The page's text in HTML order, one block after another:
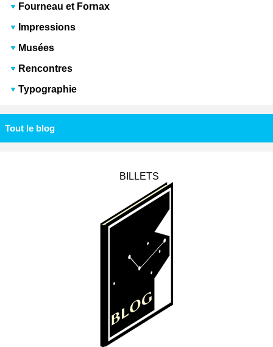
Fourneau et Fornax
Impressions
Musées
Rencontres
Typographie
Tout le blog
BILLETS